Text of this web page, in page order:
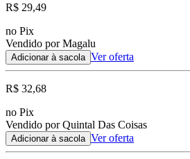
R$ 29,49
no Pix
Vendido por Magalu
Adicionar à sacola Ver oferta
R$ 32,68
no Pix
Vendido por Quintal Das Coisas
Adicionar à sacola Ver oferta